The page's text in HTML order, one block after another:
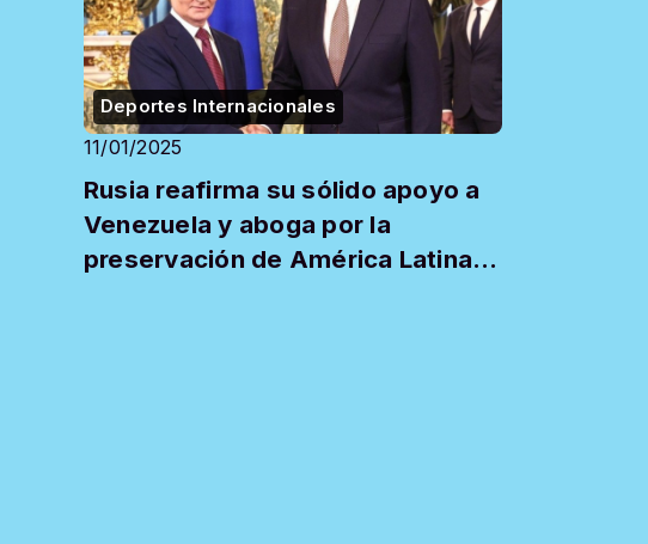
Deportes Internacionales
11/01/2025
Rusia reafirma su sólido apoyo a
Venezuela y aboga por la
preservación de América Latina